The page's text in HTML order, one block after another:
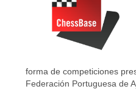
forma de competiciones
Federación Portuguesa de